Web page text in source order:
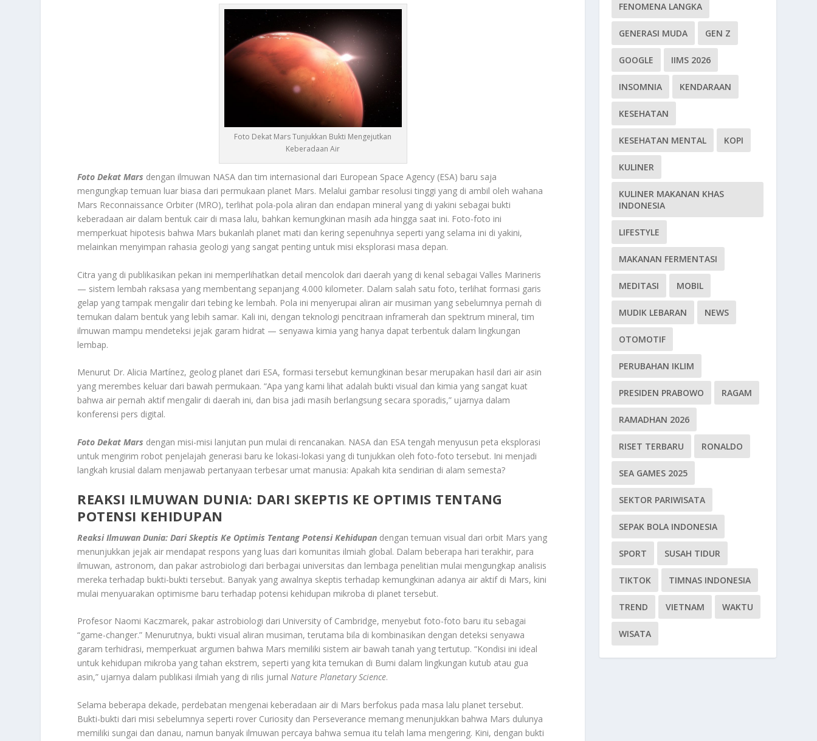
Foto Dekat Mars Tunjukkan Bukti Mengejutkan
Keberadaan Air
Foto Dekat Mars dengan ilmuwan NASA dan tim internasional dari European Space Agency (ESA) baru saja
mengungkap temuan luar biasa dari permukaan planet Mars. Melalui gambar resolusi tinggi yang di ambil oleh wahana
Mars Reconnaissance Orbiter (MRO), terlihat pola-pola aliran dan endapan mineral yang di yakini sebagai bukti
keberadaan air dalam bentuk cair di masa lalu, bahkan kemungkinan masih ada hingga saat ini. Foto-foto ini
memperkuat hipotesis bahwa Mars bukanlah planet mati dan kering sepenuhnya seperti yang selama ini di yakini,
melainkan menyimpan rahasia geologi yang sangat penting untuk misi eksplorasi masa depan.
Citra yang di publikasikan pekan ini memperlihatkan detail mencolok dari daerah yang di kenal sebagai Valles Marineris
— sistem lembah raksasa yang membentang sepanjang 4.000 kilometer. Dalam salah satu foto, terlihat formasi garis
gelap yang tampak mengalir dari tebing ke lembah. Pola ini menyerupai aliran air musiman yang sebelumnya pernah di
temukan dalam bentuk yang lebih samar. Kali ini, dengan teknologi pencitraan inframerah dan spektrum mineral, tim
ilmuwan mampu mendeteksi jejak garam hidrat — senyawa kimia yang hanya dapat terbentuk dalam lingkungan
lembap.
Menurut Dr. Alicia Martínez, geolog planet dari ESA, formasi tersebut kemungkinan besar merupakan hasil dari air asin
yang merembes keluar dari bawah permukaan. “Apa yang kami lihat adalah bukti visual dan kimia yang sangat kuat
bahwa air pernah aktif mengalir di daerah ini, dan bisa jadi masih berlangsung secara sporadis,” ujarnya dalam
konferensi pers digital.
Foto Dekat Mars dengan misi-misi lanjutan pun mulai di rencanakan. NASA dan ESA tengah menyusun peta eksplorasi
untuk mengirim robot penjelajah generasi baru ke lokasi-lokasi yang di tunjukkan oleh foto-foto tersebut. Ini menjadi
langkah krusial dalam menjawab pertanyaan terbesar umat manusia: Apakah kita sendirian di alam semesta?
REAKSI ILMUWAN DUNIA: DARI SKEPTIS KE OPTIMIS TENTANG
POTENSI KEHIDUPAN
Reaksi Ilmuwan Dunia: Dari Skeptis Ke Optimis Tentang Potensi Kehidupan dengan temuan visual dari orbit Mars yang
menunjukkan jejak air mendapat respons yang luas dari komunitas ilmiah global. Dalam beberapa hari terakhir, para
ilmuwan, astronom, dan pakar astrobiologi dari berbagai universitas dan lembaga penelitian mulai mengungkap analisis
mereka terhadap bukti-bukti tersebut. Banyak yang awalnya skeptis terhadap kemungkinan adanya air aktif di Mars, kini
mulai menyuarakan optimisme baru terhadap potensi kehidupan mikroba di planet tersebut.
Profesor Naomi Kaczmarek, pakar astrobiologi dari University of Cambridge, menyebut foto-foto baru itu sebagai
“game-changer.” Menurutnya, bukti visual aliran musiman, terutama bila di kombinasikan dengan deteksi senyawa
garam terhidrasi, memperkuat argumen bahwa Mars memiliki sistem air bawah tanah yang tertutup. “Kondisi ini ideal
untuk kehidupan mikroba yang tahan ekstrem, seperti yang kita temukan di Bumi dalam lingkungan kutub atau gua
asin,” ujarnya dalam publikasi ilmiah yang di rilis jurnalNature Planetary Science.
Selama beberapa dekade, perdebatan mengenai keberadaan air di Mars berfokus pada masa lalu planet tersebut.
Bukti-bukti dari misi sebelumnya seperti rover Curiosity dan Perseverance memang menunjukkan bahwa Mars dulunya
memiliki sungai dan danau, namun banyak ilmuwan percaya bahwa semua itu telah lama mengering. Kini, dengan bukti
FENOMENA LANGKA
GENERASI MUDA GEN Z
GOOGLE IIMS 2026
INSOMNIA KENDARAAN
KESEHATAN
KESEHATAN MENTAL KOPI
KULINER
KULINER MAKANAN KHAS
INDONESIA
LIFESTYLE
MAKANAN FERMENTASI
MEDITASI MOBIL
MUDIK LEBARAN NEWS
OTOMOTIF
PERUBAHAN IKLIM
PRESIDEN PRABOWO RAGAM
RAMADHAN 2026
RISET TERBARU RONALDO
SEA GAMES 2025
SEKTOR PARIWISATA
SEPAK BOLA INDONESIA
SPORT SUSAH TIDUR
TIKTOK TIMNAS INDONESIA
TREND VIETNAM WAKTU
WISATA